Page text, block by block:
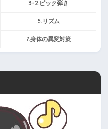
3-2.ピック弾き
5.リズム
7.身体の異変対策